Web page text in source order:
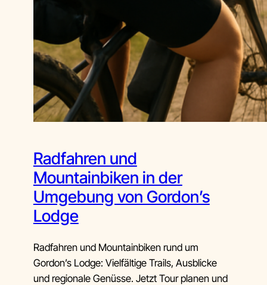
Radfahren und
Mountainbiken in der
Umgebung von Gordon’s
Lodge
Radfahren und Mountainbiken rund um
Gordon’s Lodge: Vielfältige Trails, Ausblicke
und regionale Genüsse. Jetzt Tour planen und